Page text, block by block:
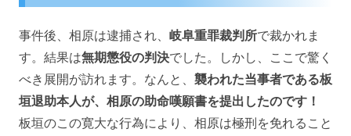
事件後、相原は逮捕され、 岐阜重罪裁判所で裁かれま
す。結果は無期懲役の判決でした。しかし、ここで驚く
べき展開が訪れます。なんと、 襲われた当事者である板
垣退助本人が、相原の助命嘆願書を提出したのです！
板垣のこの寛大な行為により、相原は極刑を免れること